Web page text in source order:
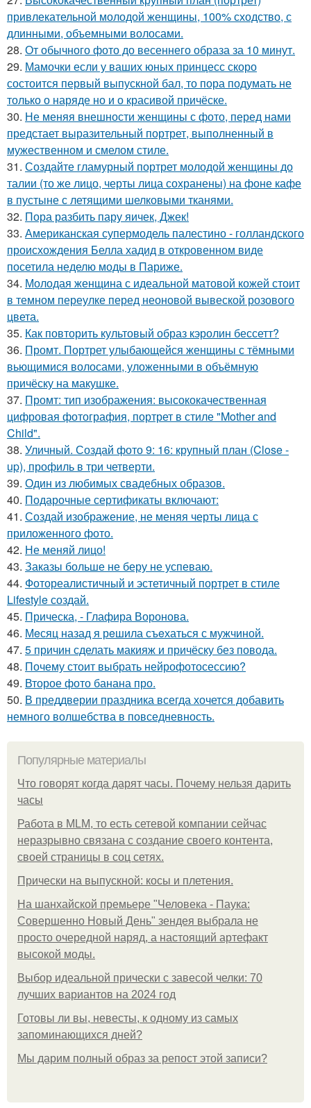
привлекательной молодой женщины, 100% сходство, с
длинными, объемными волосами.
28. От обычного фото до весеннего образа за 10 минут.
29. Мамочки если у ваших юных принцесс скоро
состоится первый выпускной бал, то пора подумать не
только о наряде но и о красивой причёске.
30. Не меняя внешности женщины с фото, перед нами
предстает выразительный портрет, выполненный в
мужественном и смелом стиле.
31. Создайте гламурный портрет молодой женщины до
талии (то же лицо, черты лица сохранены) на фоне кафе
в пустыне с летящими шелковыми тканями.
32. Пора разбить пару яичек, Джек!
33. Американская супермодель палестино - голландского
происхождения Белла хадид в откровенном виде
посетила неделю моды в Париже.
34. Молодая женщина с идеальной матовой кожей стоит
в темном переулке перед неоновой вывеской розового
цвета.
35. Как повторить культовый образ кэролин бессетт?
36. Промт. Портрет улыбающейся женщины с тёмными
вьющимися волосами, уложенными в объёмную
причёску на макушке.
37. Промт: тип изображения: высококачественная
цифровая фотография, портрет в стиле "Mother and
Child".
38. Уличный. Создай фото 9: 16: крупный план (Close -
up), профиль в три четверти.
39. Один из любимых свадебных образов.
40. Подарочные сертификаты включают:
41. Создай изображение, не меняя черты лица с
приложенного фото.
42. Не меняй лицо!
43. Заказы больше не беру не успеваю.
44. Фотореалистичный и эстетичный портрет в стиле
Lifestyle создай.
45. Прическа, - Глафира Воронова.
46. Мeсяц назад я рeшила съeхаться с мужчиной.
47. 5 причин сделать макияж и причёску без повода.
48. Почему стоит выбрать нейрофотосессию?
49. Второе фото банана про.
50. В преддверии праздника всегда хочется добавить
немного волшебства в повседневность.
Популярные материалы
Что говорят когда дарят часы. Почему нельзя дарить
часы
Работа в MLM, то есть сетевой компании сейчас
неразрывно связана с создание своего контента,
своей страницы в соц сетях.
Прически на выпускной: косы и плетения.
На шанхайской премьере "Человека - Паука:
Совершенно Новый День" зендея выбрала не
просто очередной наряд, а настоящий артефакт
высокой моды.
Выбор идеальной прически с завесой челки: 70
лучших вариантов на 2024 год
Готовы ли вы, невесты, к одному из самых
запоминающихся дней?
Мы дарим полный образ за репост этой записи?